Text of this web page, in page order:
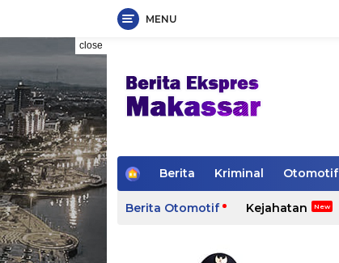
content
MENU
close
H
m
e
Berita Kriminal Otomotif
Berita Otomotif Kejahatan